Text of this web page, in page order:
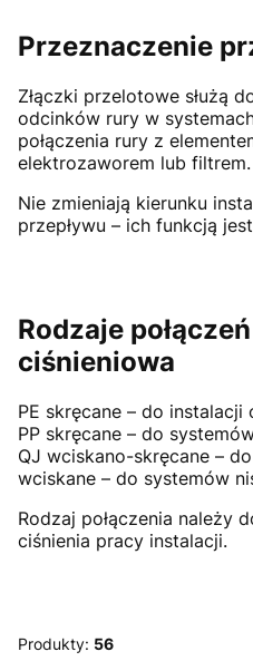
Przeznaczenie
Złączki przelotowe służą
odcinków rury w
połączenia rury z
elektrozaworem lub filtrem.
Nie zmieniają kierunku
przepływu – ich funkcją
Rodzaje
ciśnieniowa
PE skręcane – do instalacji
PP skręcane – do
QJ wciskano-skręcane –
wciskane – do systemów
Rodzaj połączenia należy
ciśnienia pracy instalacji.
Produkty: 56